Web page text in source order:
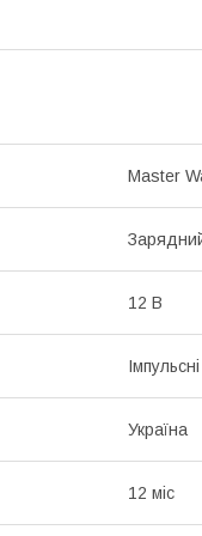
Master
12 В
Імпульсні
Україна
12 міс